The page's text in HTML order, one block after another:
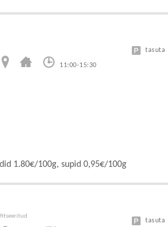
11:00-15:30
tasuta
1.80€/100g, supid 0,95€/100g
tasuta